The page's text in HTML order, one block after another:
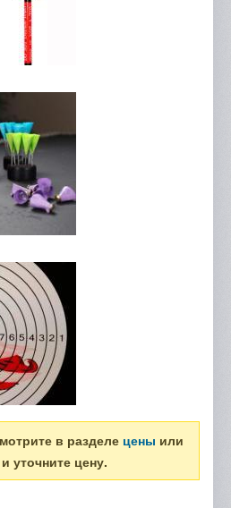
в разделе цены или
уточните цену.